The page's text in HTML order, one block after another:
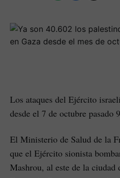
Los ataques del Ejército
desde el 7 de octubre pasado
El Ministerio de Salud de la
que el Ejército sionista
Mashrou, al este de la ciudad